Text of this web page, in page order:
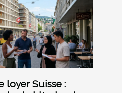
loyer Suisse :